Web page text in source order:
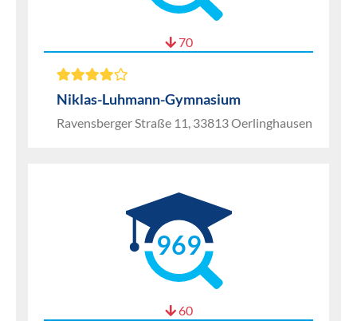
70
Niklas-Luhmann-Gymnasium
Ravensberger Straße 11, 33813 Oerlinghausen
969
60